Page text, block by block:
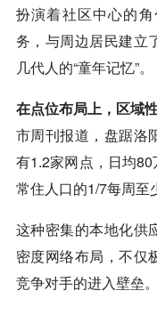
扮演着社区中心的
务，与周边居民建立
几代人的“童年记忆”。
在点位布局上，区域
市周刊报道，盘踞洛
有1.2家网点，日均
常住人口的1/7每周至
这种密集的本地化供
密度网络布局，不仅
竞争对手的进入壁垒。